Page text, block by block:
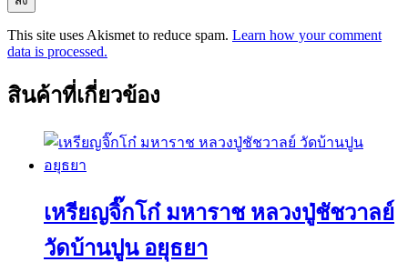
This site uses Akismet to reduce spam. Learn how your comment
data is processed.
สินค้าที่เกี่ยวข้อง
เหรียญจิ๊กโก๋ มหาราช หลวงปู่ชัชวาลย์
วัดบ้านปูน อยุธยา